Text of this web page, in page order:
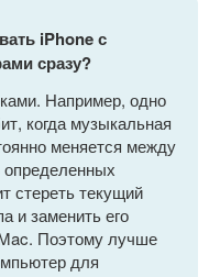
iPhone с
сразу?
Например, одно
когда музыкальная
меняется между
стереть текущий
и заменить его
Поэтому лучше
для